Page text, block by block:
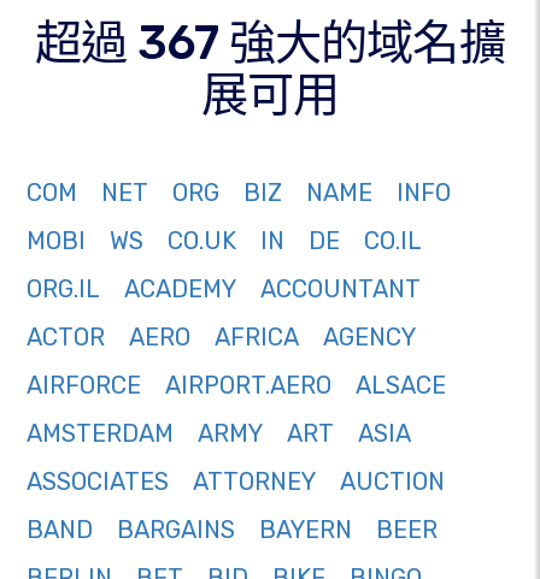
超過 367 強大的域名擴
展可用
COM NET ORG BIZ NAME
INFO
MOBI
WS CO.UK IN DE
CO.IL
ORG.IL
ACADEMY
ACCOUNTANT
ACTOR
AERO AFRICA
AGENCY
AIRFORCE
AIRPORT.AERO
ALSACE
AMSTERDAM
ARMY ART
ASIA
ASSOCIATES
ATTORNEY
AUCTION
BAND
BARGAINS BAYERN
BEER